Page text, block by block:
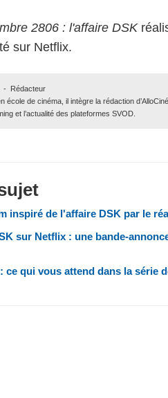
2806 : l'affaire DSK
sur Netflix.
-
Rédacteur
école de cinéma, il intègre la rédaction
et l’actualité des plateformes SVOD.
inspiré de l'affaire DSK par le
sur Netflix : une bande-
qui vous attend dans la série